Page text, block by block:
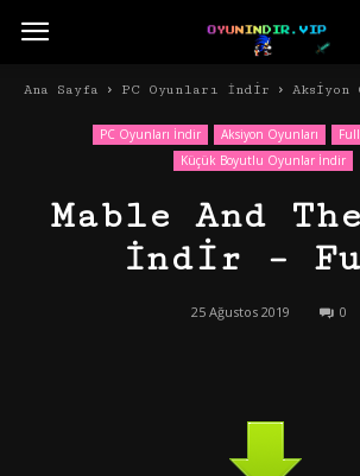
Ana Sayfa PC Oyunları İndir Aksiyon
PC Oyunları İndir Aksiyon Oyunları
Küçük Boyutlu Oyunlar İndir
Mable And
İndir –
25 Ağustos 2019 0